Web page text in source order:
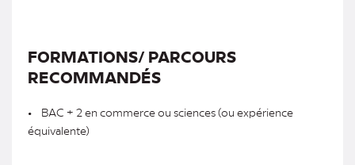
FORMATIONS/ PARCOURS
RECOMMANDÉS
• BAC + 2 en commerce ou sciences (ou expérience
équivalente)